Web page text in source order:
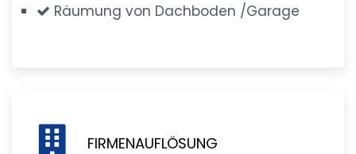
Räumung von Dachboden /Garage
FIRMENAUFLÖSUNG